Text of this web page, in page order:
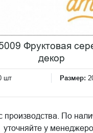
Фруктовая
декор
шт Размер:
производства. По
уточняйте у